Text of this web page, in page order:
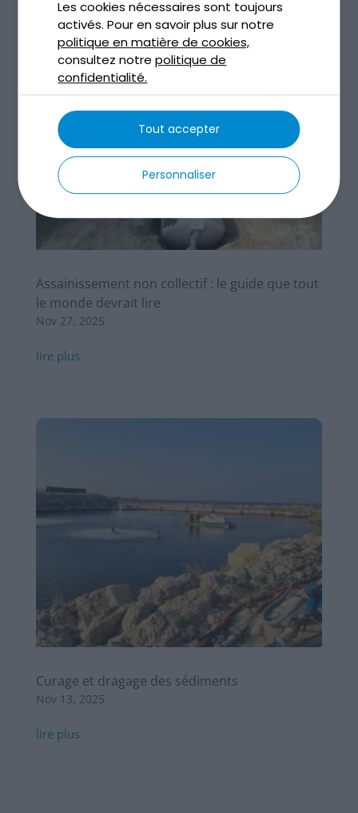
Les cookies nécessaires sont toujours
activés. Pour en savoir plus sur notre
politique en matière de cookies,
consultez notrepolitique de
confidentialité.
Personnaliser
Tout accepter
Assainissement non collectif : le guide que tout
le monde devrait lire
Nov 27, 2025
lire plus
Curage et dragage des sédiments
Nov 13, 2025
lire plus